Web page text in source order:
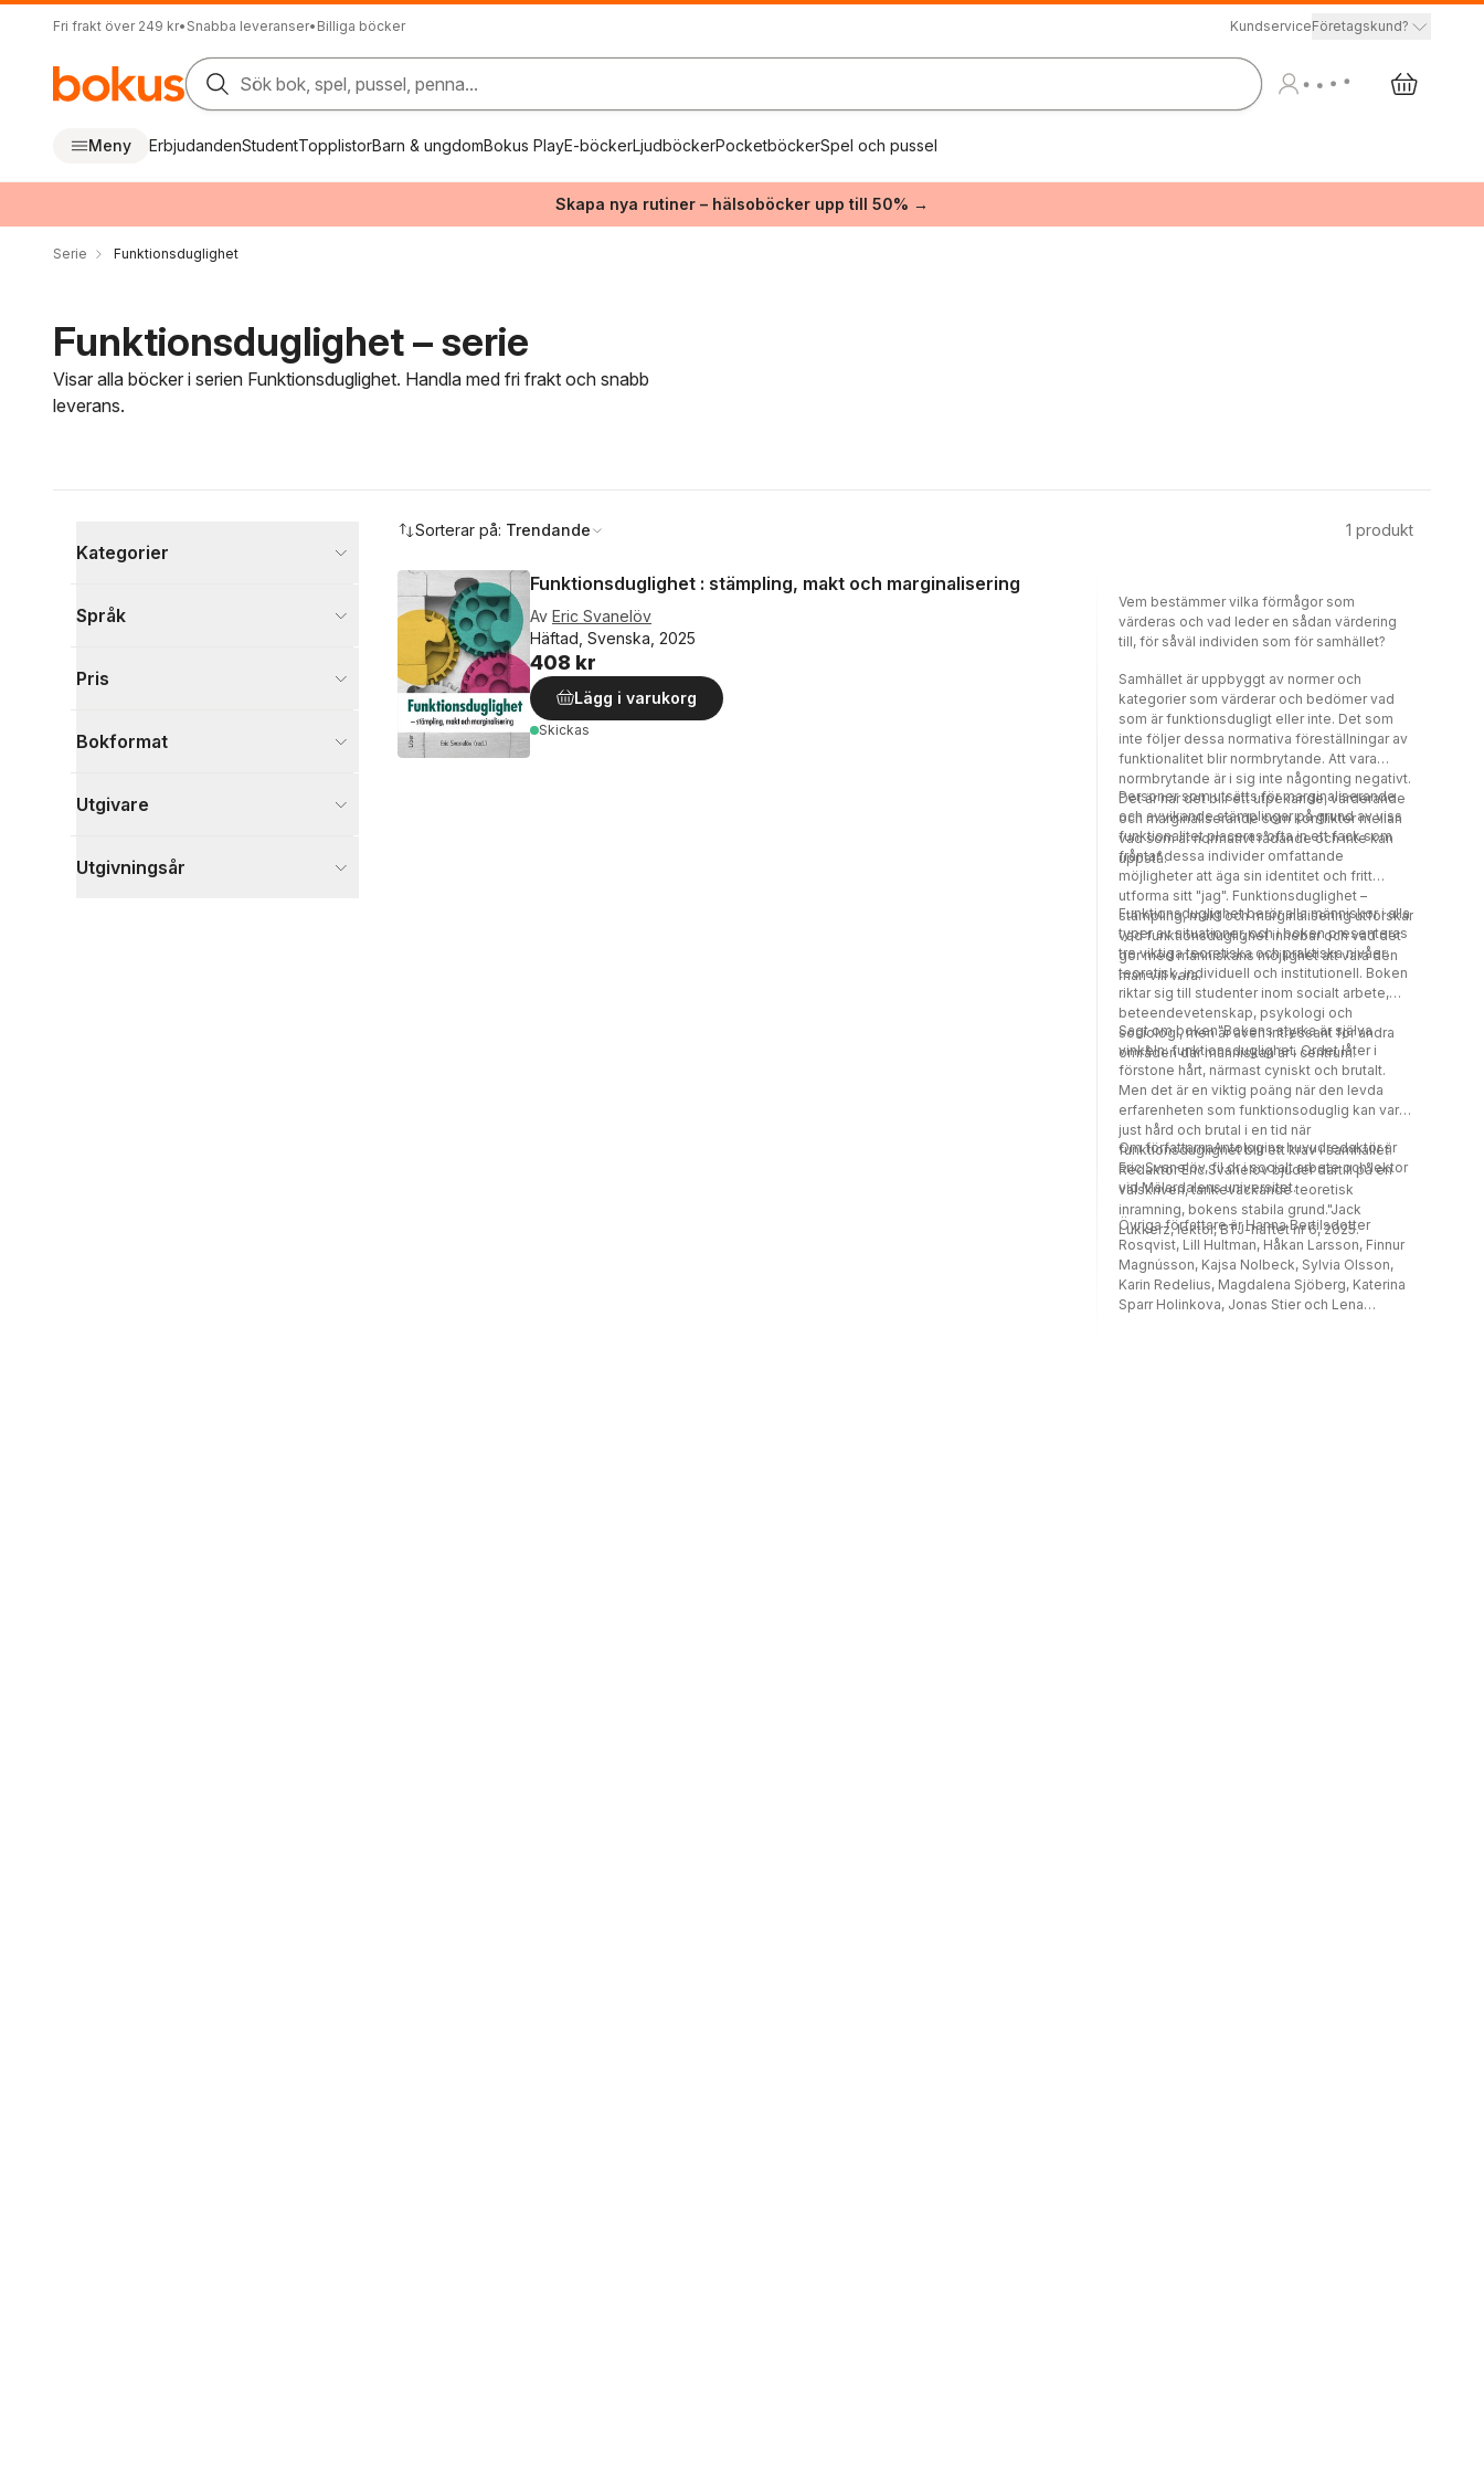
Fri frakt över 249 kr• Snabba leveranser• Billiga böcker KundserviceFöretagskund?
Sök bok, spel, pussel, penna...
Meny ErbjudandenStudentTopplistorBarn & ungdomBokus PlayE-böckerLjudböckerPocketböckerSpel och pussel
Skapa nya rutiner – hälsoböcker upp till 50% →
Serie Funktionsduglighet
Funktionsduglighet – serie
Visar alla böcker i serien Funktionsduglighet. Handla med fri frakt och snabb
leverans.
Kategorier
Visa fler
Språk
Pris
Bokformat
Utgivare
Utgivningsår
Sorterar på: Trendande 1 produkt
Funktionsduglighet : stämpling, makt och marginalisering
Av Eric Svanelöv
Häftad, Svenska, 2025
408 kr
Lägg i varukorg
Skickas
Vem bestämmer vilka förmågor som
värderas och vad leder en sådan värdering
till, för såväl individen som för samhället?
Samhället är uppbyggt av normer och
kategorier som värderar och bedömer vad
som är funktionsdugligt eller inte. Det som
inte följer dessa normativa föreställningar av
funktionalitet blir normbrytande. Att vara
normbrytande är i sig inte någonting negativt.
Det är när det blir ett utpekande, värderande
och marginaliserande som konflikter mellan
vad som är normativt rådande och inte kan
uppstå.
Personer som utsätts för marginaliserande
och avvikande stämplingar på grund av viss
funktionalitet placeras ofta in ett fack som
fråntar dessa individer omfattande
möjligheter att äga sin identitet och fritt
utforma sitt "jag". Funktionsduglighet –
stämpling, makt och marginalisering utforskar
vad funktionsduglighet innebär och vad det
gör med människans möjlighet att vara den
man vill vara.
Funktionsduglighet berör alla människor i alla
typer av situationer, och i boken presenteras
tre viktiga teoretiska och praktiska nivåer:
teoretisk, individuell och institutionell. Boken
riktar sig till studenter inom socialt arbete,
beteendevetenskap, psykologi och
sociologi, men är även intressant för andra
områden där människan är i centrum.
Sagt om boken"Bokens styrka är själva
vinkeln: funktionsduglighet. Ordet låter i
förstone hårt, närmast cyniskt och brutalt.
Men det är en viktig poäng när den levda
erfarenheten som funktionsoduglig kan vara
just hård och brutal i en tid när
funktionsduglighet blir ett krav i samhället.
Redaktör Eric Svanelöv bjuder därtill på en
välskriven, tankeväckande teoretisk
inramning, bokens stabila grund."Jack
Lukkerz, lektör, BTJ-häftet nr 6, 2025.
Om författarnaAntologins huvudredaktör är
Eric Svanelöv, fil.dr i socialt arbete och lektor
vid Mälardalens universitet.
Övriga författare är Hanna Bertilsdotter
Rosqvist, Lill Hultman, Håkan Larsson, Finnur
Magnússon, Kajsa Nolbeck, Sylvia Olsson,
Karin Redelius, Magdalena Sjöberg, Katerina
Sparr Holinkova, Jonas Stier och Lena